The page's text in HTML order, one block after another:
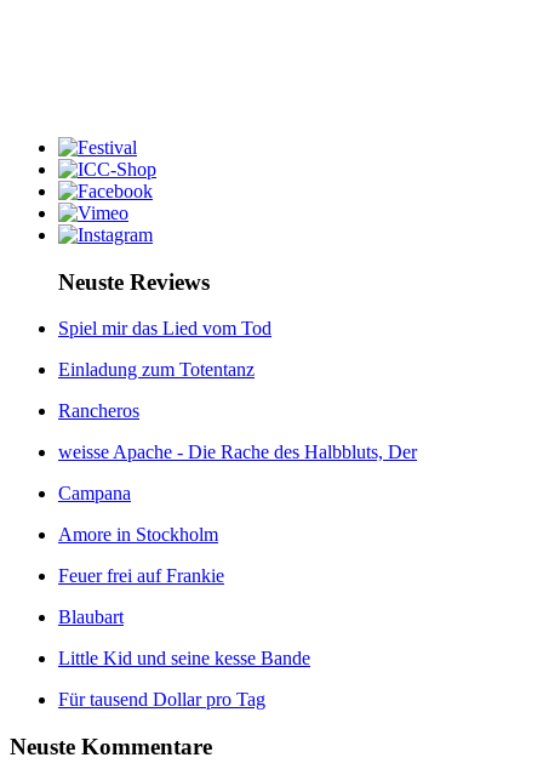
Neuste Reviews
Spiel mir das Lied vom Tod
Einladung zum Totentanz
Rancheros
weisse Apache - Die Rache des Halbbluts, Der
Campana
Amore in Stockholm
Feuer frei auf Frankie
Blaubart
Little Kid und seine kesse Bande
Für tausend Dollar pro Tag
Neuste Kommentare